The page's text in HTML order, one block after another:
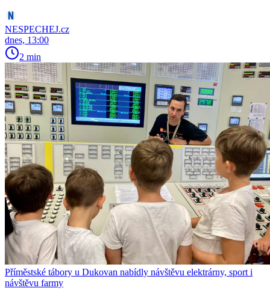
NESPECHEJ.cz
dnes, 13:00
2 min
Příměstské tábory u Dukovan nabídly návštěvu elektrárny, sport i
návštěvu farmy